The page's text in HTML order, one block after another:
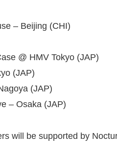
– Beijing (CHI)
@ HMV Tokyo (JAP)
(JAP)
(JAP)
– Osaka (JAP)
will be supported by